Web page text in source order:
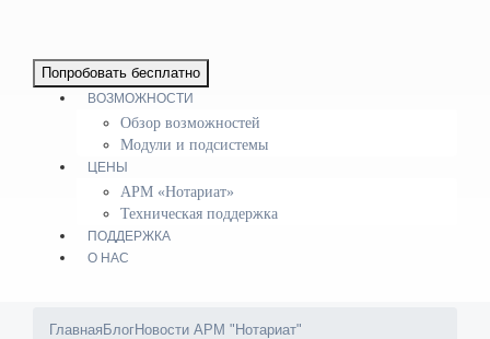
Попробовать бесплатно
ВОЗМОЖНОСТИ
Обзор возможностей
Модули и подсистемы
ЦЕНЫ
АРМ «Нотариат»
Техническая поддержка
ПОДДЕРЖКА
О НАС
Главная БлогНовости АРМ "Нотариат"